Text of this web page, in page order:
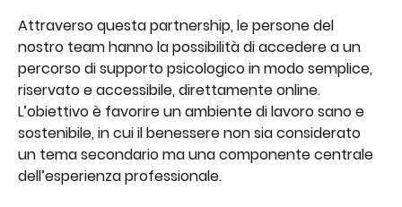
Attraverso questa partnership, le persone del
nostro team hanno la possibilità di accedere a un
percorso di supporto psicologico in modo semplice,
riservato e accessibile, direttamente online.
L’obiettivo è favorire un ambiente di lavoro sano e
sostenibile, in cui il benessere non sia considerato
un tema secondario ma una componente centrale
dell’esperienza professionale.